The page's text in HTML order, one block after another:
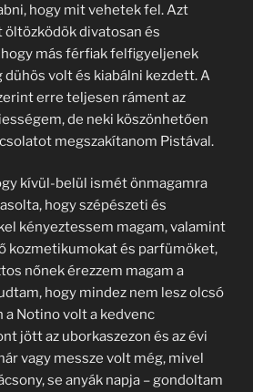
hogy mit vehetek fel. Azt
öltözködök divatosan és
más férfiak felfigyeljenek
dühös volt és kiabálni kezdett. A
erre teljesen ráment az
de neki köszönhetően
megszakítanom Pistával.
kívül-belül ismét önmagamra
hogy szépészeti és
kényeztessem magam, valamint
kozmetikumokat és parfümöket,
nőnek érezzem magam a
hogy mindez nem lesz olcsó
a Notino volt a kedvenc
jött az uborkaszezon és az évi
vagy messze volt még, mivel
se anyák napja – gondoltam